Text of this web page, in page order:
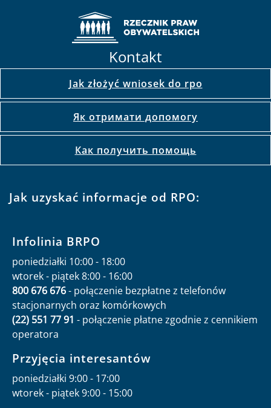
Kontakt
Jak złożyć wniosek do rpo
Як отримати допомогу
Как получить помощь
Jak uzyskać informacje od RPO:
Infolinia BRPO
poniedziałki 10:00 - 18:00
wtorek - piątek 8:00 - 16:00
800 676 676- połączenie bezpłatne z telefonów
stacjonarnych oraz komórkowych
(22) 551 77 91 - połączenie płatne zgodnie z cennikiem
operatora
Przyjęcia interesantów
poniedziałki 9:00 - 17:00
wtorek - piątek 9:00 - 15:00